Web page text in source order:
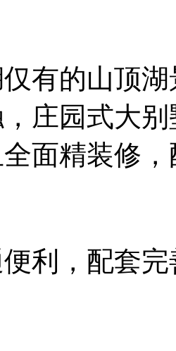
有的山顶
庄园式大
面精装修
利，配套